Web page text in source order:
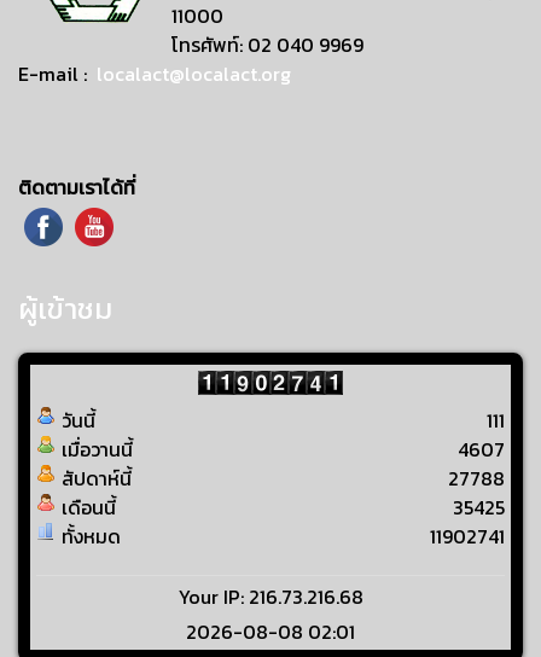
11000
โทรศัพท์: 02 040 9969
E-mail : localact@localact.org
ติดตามเราได้ที่
ผู้เข้าชม
วันนี้
เมื่อวานนี้
สัปดาห์นี้
เดือนนี้
ทั้งหมด
111
4607
27788
35425
11902741
Your IP: 216.73.216.68
2026-08-08 02:01